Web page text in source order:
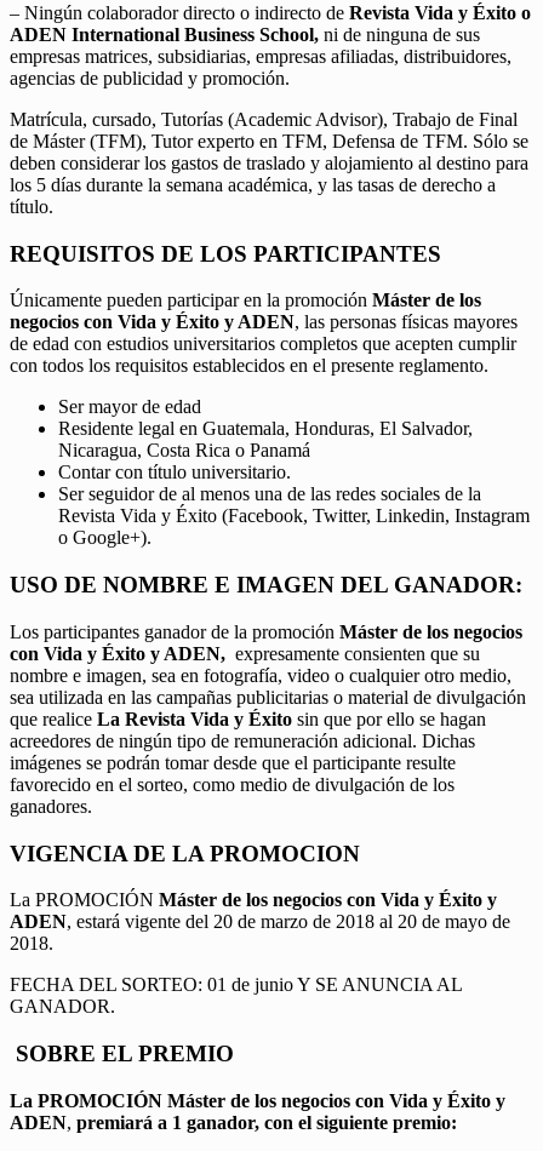
– Ningún colaborador directo o indirecto de Revista Vida y Éxito o
ADEN International Business School, ni de ninguna de sus
empresas matrices, subsidiarias, empresas afiliadas, distribuidores,
agencias de publicidad y promoción.
Matrícula, cursado, Tutorías (Academic Advisor), Trabajo de Final
de Máster (TFM), Tutor experto en TFM, Defensa de TFM. Sólo se
deben considerar los gastos de traslado y alojamiento al destino para
los 5 días durante la semana académica, y las tasas de derecho a
título.
REQUISITOS DE LOS PARTICIPANTES
Únicamente pueden participar en la promoción Máster de los
negocios con Vida y Éxito y ADEN, las personas físicas mayores
de edad con estudios universitarios completos que acepten cumplir
con todos los requisitos establecidos en el presente reglamento.
Ser mayor de edad
Residente legal en Guatemala, Honduras, El Salvador,
Nicaragua, Costa Rica o Panamá
Contar con título universitario.
Ser seguidor de al menos una de las redes sociales de la
Revista Vida y Éxito (Facebook, Twitter, Linkedin, Instagram
o Google+).
USO DE NOMBRE E IMAGEN DEL GANADOR:
Los participantes ganador de la promoción Máster de los negocios
con Vida y Éxito y ADEN, expresamente consienten que su
nombre e imagen, sea en fotografía, video o cualquier otro medio,
sea utilizada en las campañas publicitarias o material de divulgación
que realice La Revista Vida y Éxito sin que por ello se hagan
acreedores de ningún tipo de remuneración adicional. Dichas
imágenes se podrán tomar desde que el participante resulte
favorecido en el sorteo, como medio de divulgación de los
ganadores.
VIGENCIA DE LA PROMOCION
La PROMOCIÓN Máster de los negocios con Vida y Éxito y
ADEN, estará vigente del 20 de marzo de 2018 al 20 de mayo de
2018.
FECHA DEL SORTEO: 01 de junio Y SE ANUNCIA AL
GANADOR.
SOBRE EL PREMIO
La PROMOCIÓN Máster de los negocios con Vida y Éxito y
ADEN, premiará a 1 ganador, con el siguiente premio: